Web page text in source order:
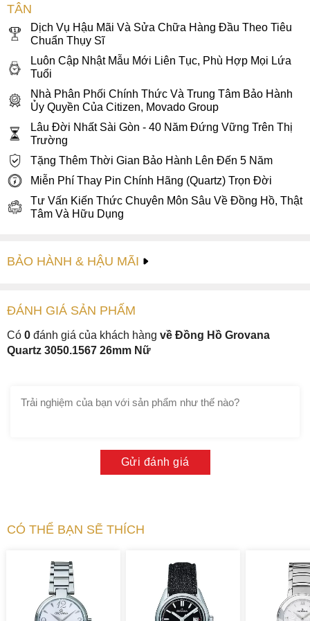
Swiss Made dưới đồng hồ giây, logo hãng Grovana phía
trên.
Bộ dây da màu đen cùng bộ khóa cài màu trắng cũng bằng
đường chỉ may chắc chắn hai bên giúp bộ dây chắc và bền.
hơn thì màu trắng, màu đỏ, màu da.
TÂN
Dịch Vụ Hậu Mãi Và Sửa Chữa Hàng Đầu Theo Tiêu
Chuẩn Thụy Sĩ
Luôn Cập Nhật Mẫu Mới Liên Tục, Phù Hợp Mọi Lứa
Tuổi
Nhà Phân Phối Chính Thức Và Trung Tâm Bảo Hành
Ủy Quyền Của Citizen, Movado Group
Lâu Đời Nhất Sài Gòn - 40 Năm Đứng Vững Trên Thị
Trường
Tặng Thêm Thời Gian Bảo Hành Lên Đến 5 Năm
Miễn Phí Thay Pin Chính Hãng (Quartz) Trọn Đời
Tư Vấn Kiến Thức Chuyên Môn Sâu Về Đồng Hồ, Thật
Tâm Và Hữu Dụng
BẢO HÀNH & HẬU MÃI
ĐÁNH GIÁ SẢN PHẤM
Có 0 đánh giá của khách hàng về Đồng Hồ Grovana
Quartz 3050.1567 26mm Nữ
Gửi đánh giá
CÓ THỂ BẠN SẼ THÍCH